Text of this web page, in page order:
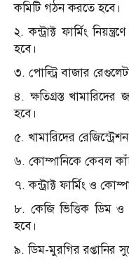
কমিটি গঠন করতে হবে।
২. কন্ট্রাক্ট ফার্মিং
হবে।
৩. পোল্ট্রি বাজার
৪. ক্ষতিগ্রস্ত
হবে।
৫. খামারিদের
৬. কোম্পানিকে কেবল
৭. কন্ট্রাক্ট ফার্মিং ও
৮. কেজি ভিত্তিক ডিম ও
হবে।
৯. ডিম-মুরগির রপ্তানির